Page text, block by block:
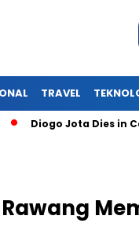
TRAVEL
Jota Dies in Car
Rawang